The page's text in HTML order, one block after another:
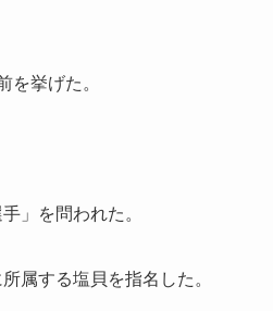
を挙げた。
」を問われた。
属する塩貝を指名した。